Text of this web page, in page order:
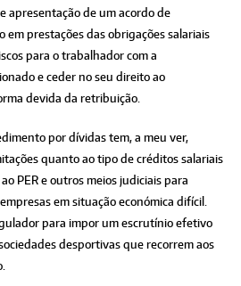
apresentação de um acordo de
prestações das obrigações salariais
para o trabalhador com a
e ceder no seu direito ao
devida da retribuição.
por dívidas tem, a meu ver,
quanto ao tipo de créditos salariais
PER e outros meios judiciais para
em situação económica difícil.
para impor um escrutínio efetivo
desportivas que recorrem aos